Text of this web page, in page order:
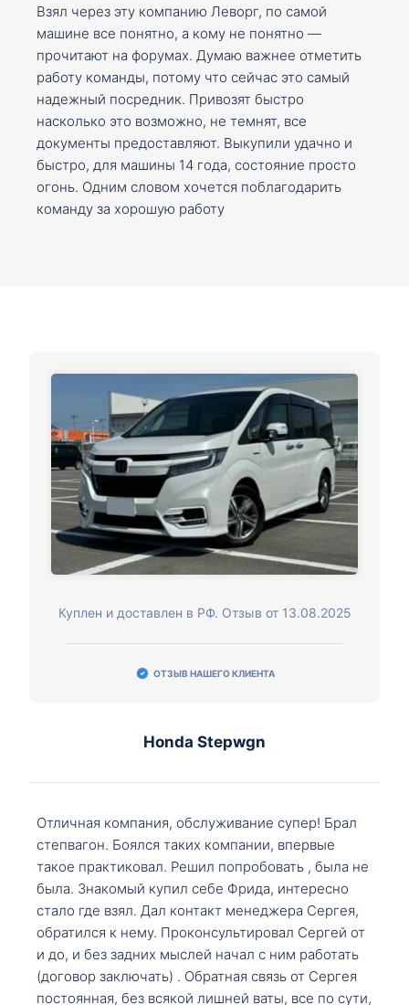
Взял через эту компанию Леворг, по самой
машине все понятно, а кому не понятно —
прочитают на форумах. Думаю важнее отметить
работу команды, потому что сейчас это самый
надежный посредник. Привозят быстро
насколько это возможно, не темнят, все
документы предоставляют. Выкупили удачно и
быстро, для машины 14 года, состояние просто
огонь. Одним словом хочется поблагодарить
команду за хорошую работу
Куплен и доставлен в РФ. Отзыв от 13.08.2025
ОТЗЫВ НАШЕГО КЛИЕНТА
Honda Stepwgn
Отличная компания, обслуживание супер! Брал
степвагон. Боялся таких компании, впервые
такое практиковал. Решил попробовать , была не
была. Знакомый купил себе Фрида, интересно
стало где взял. Дал контакт менеджера Сергея,
обратился к нему. Проконсультировал Сергей от
и до, и без задних мыслей начал с ним работать
(договор заключать) . Обратная связь от Сергея
постоянная, без всякой лишней ваты, все по сути,